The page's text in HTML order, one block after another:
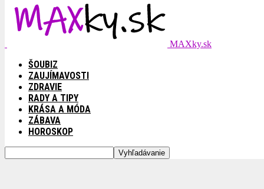
MAXky.sk
ŠOUBIZ
ZAUJÍMAVOSTI
ZDRAVIE
RADY A TIPY
KRÁSA A MÓDA
ZÁBAVA
HOROSKOP